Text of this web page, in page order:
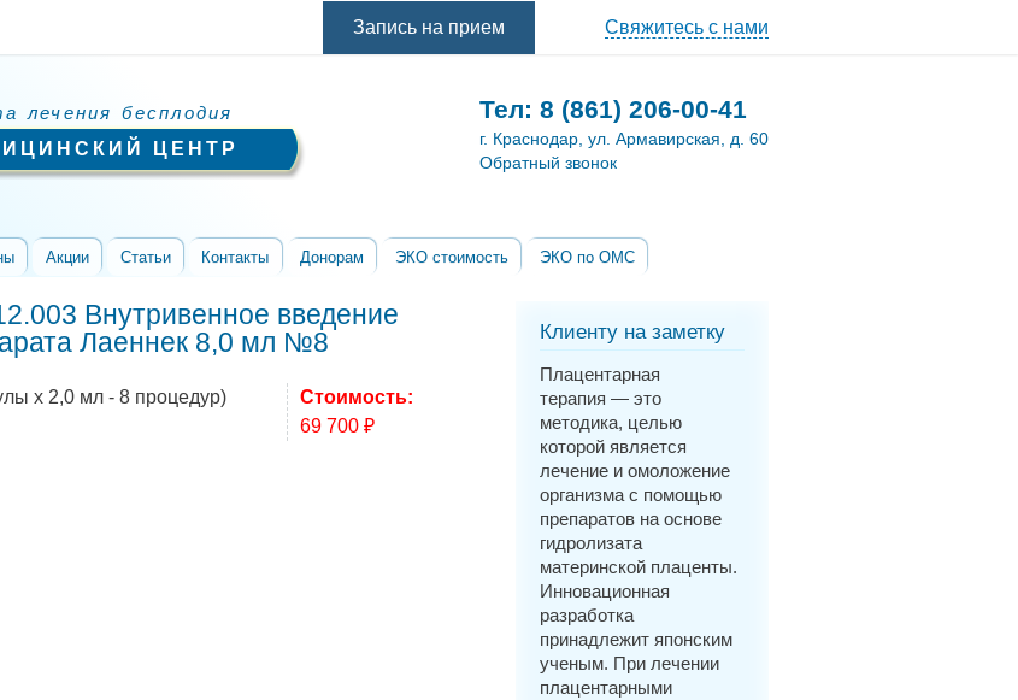
Запись на прием Свяжитесь с нами
лечения бесплодия
ЦЕНТР
Тел: 8 (861) 206-00-41
г. Краснодар, ул. Армавирская, д. 60
Обратный звонок
Акции Статьи Контакты Донорам ЭКО стоимость ЭКО по ОМС
Внутривенное введение
Лаеннек 8,0 мл №8
Стоимость:
69 700 ₽
х 2,0 мл - 8 процедур)
Клиенту на заметку
Плацентарная
терапия — это
методика, целью
которой является
лечение и омоложение
организма с помощью
препаратов на основе
гидролизата
материнской плаценты.
Инновационная
разработка
принадлежит японским
ученым. При лечении
плацентарными